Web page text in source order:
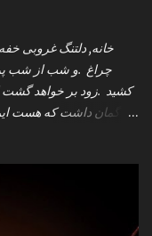
چراغ .و شب از شب
کشید .زود بر خواهد گشت
که گمان داشت که هست